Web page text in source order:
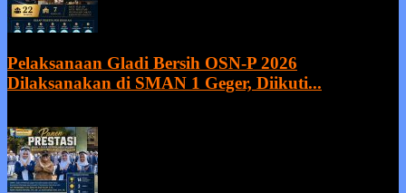
Pelaksanaan Gladi Bersih OSN-P 2026
Dilaksanakan di SMAN 1 Geger, Diikuti...